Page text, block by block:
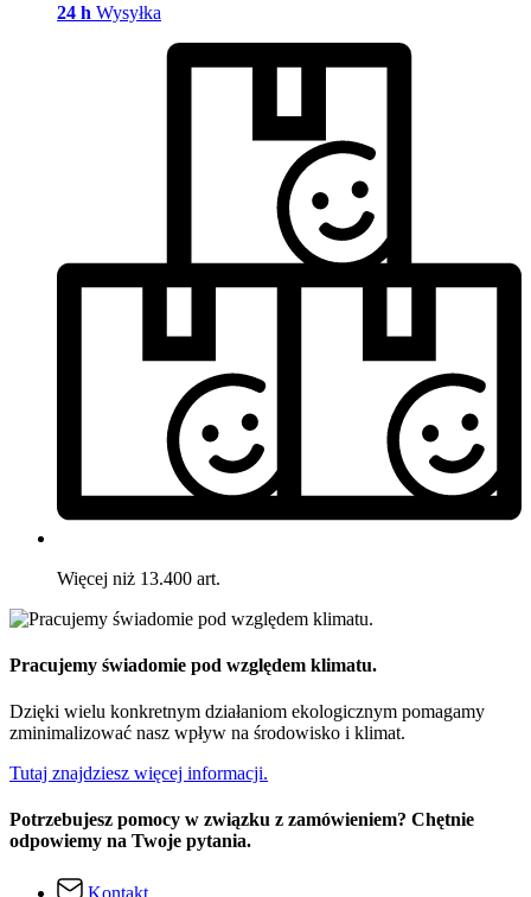
24 h Wysyłka
Więcej niż 13.400 art.
Pracujemy świadomie pod względem klimatu.
Dzięki wielu konkretnym działaniom ekologicznym pomagamy
zminimalizować nasz wpływ na środowisko i klimat.
Tutaj znajdziesz więcej informacji.
Potrzebujesz pomocy w związku z zamówieniem? Chętnie
odpowiemy na Twoje pytania.
Kontakt